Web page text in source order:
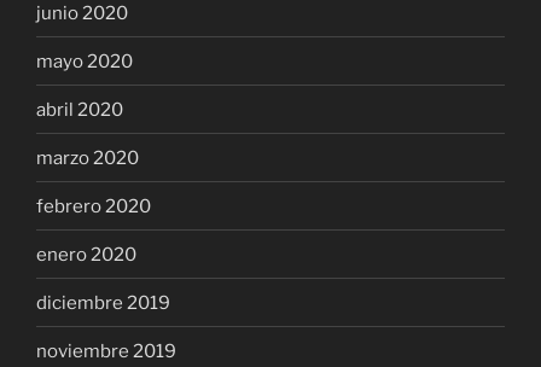
junio 2020
mayo 2020
abril 2020
marzo 2020
febrero 2020
enero 2020
diciembre 2019
noviembre 2019